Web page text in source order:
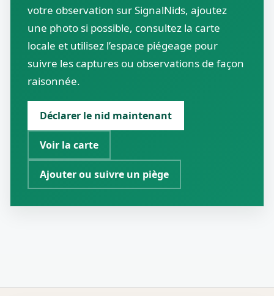
votre observation sur SignalNids, ajoutez
une photo si possible, consultez la carte
locale et utilisez l’espace piégeage pour
suivre les captures ou observations de façon
raisonnée.
Déclarer le nid maintenant
Voir la carte
Ajouter ou suivre un piège